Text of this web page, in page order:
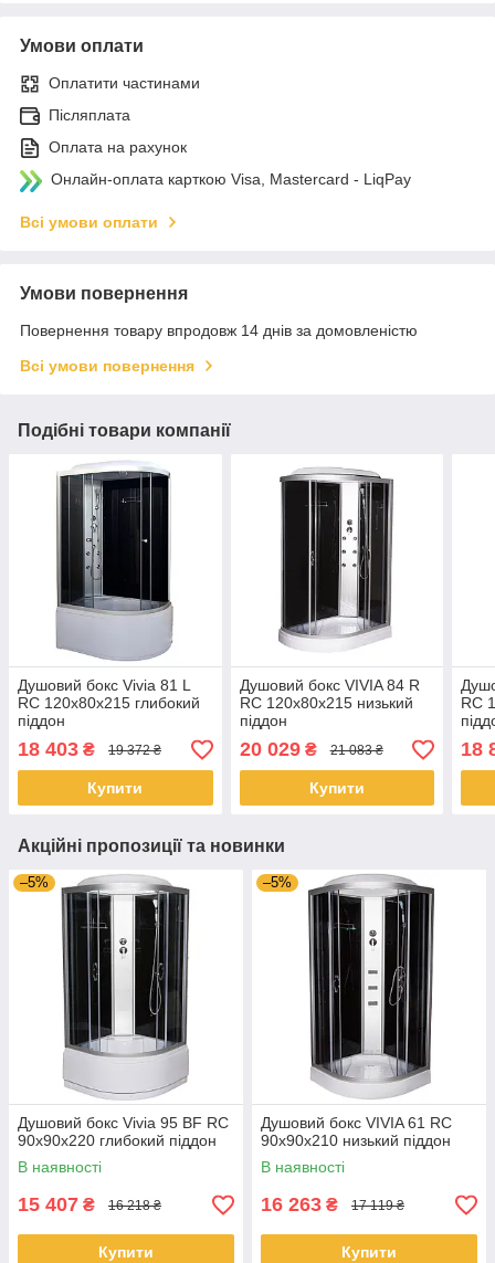
Умови оплати
Оплатити частинами
Післяплата
Оплата на рахунок
Онлайн-оплата карткою Visa, Mastercard - LiqPay
Всі умови оплати
Умови повернення
Повернення товару впродовж 14 днів за домовленістю
Всі умови повернення
Подібні товари компанії
Душовий бокс Vivia 81 L
RC 120x80x215 глибокий
піддон
18 403 ₴ 19 372 ₴
Купити
Душовий бокс VIVIA 84 R
RC 120x80x215 низький
піддон
20 029₴ 21 083 ₴
Купити
RC
18
Акційні пропозиції та новинки
–5%
Душовий бокс Vivia 95 BF RC
90х90х220 глибокий піддон
В наявності
15 407 ₴ 16 218 ₴
Купити
–5%
Душовий бокс VIVIA 61 RC
90x90x210 низький піддон
В наявності
16 263 ₴ 17 119 ₴
Купити